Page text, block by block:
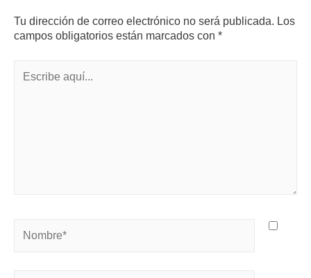
Tu dirección de correo electrónico no será publicada. Los
campos obligatorios están marcados con *